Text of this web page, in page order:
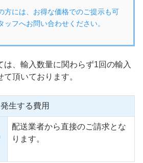
方には、お得な価格でのご提示も可
ッフへお問い合わせください。
、輸入数量に関わらず1回の輸入
頂いております。
生する費用
配送業者から直接のご請求とな
ります。